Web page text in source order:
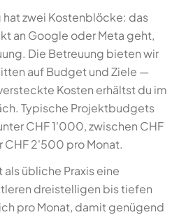
zwei Kostenblöcke: das
an Google oder Meta geht,
Die Betreuung bieten wir
auf Budget und Ziele —
Kosten erhältst du im
Typische Projektbudgets
CHF 1'000, zwischen CHF
2'500 pro Monat.
übliche Praxis eine
dreistelligen bis tiefen
pro Monat, damit genügend